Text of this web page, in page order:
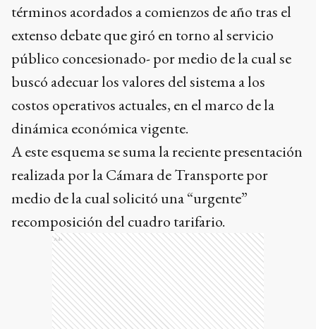
términos acordados a comienzos de año tras el
extenso debate que giró en torno al servicio
público concesionado- por medio de la cual se
buscó adecuar los valores del sistema a los
costos operativos actuales, en el marco de la
dinámica económica vigente.
A este esquema se suma la reciente presentación
realizada por la Cámara de Transporte por
medio de la cual solicitó una “urgente”
recomposición del cuadro tarifario.
Ads